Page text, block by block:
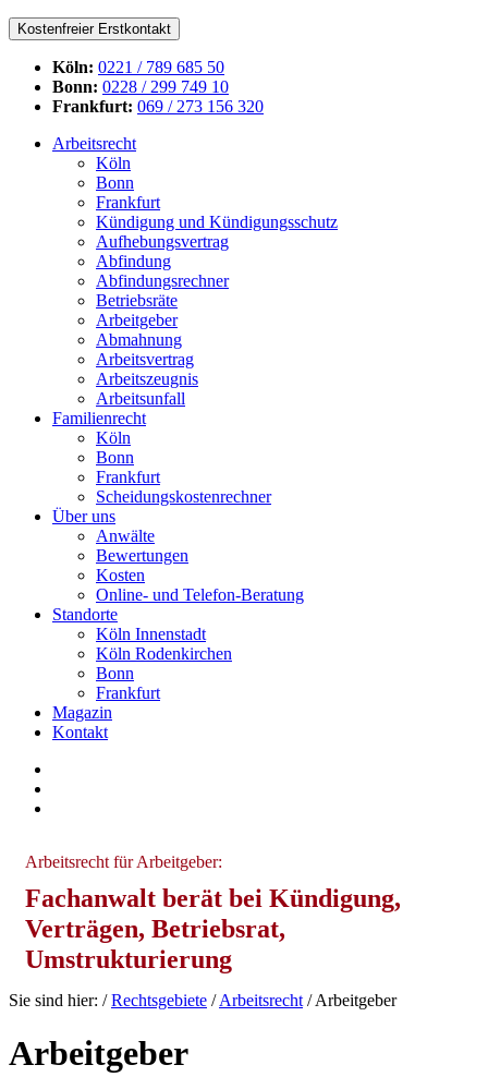
Kostenfreier Erstkontakt
Köln: 0221 / 789 685 50
Bonn: 0228 / 299 749 10
Frankfurt: 069 / 273 156 320
Arbeitsrecht
Köln
Bonn
Frankfurt
Kündigung und Kündigungsschutz
Aufhebungsvertrag
Abfindung
Abfindungsrechner
Betriebsräte
Arbeitgeber
Abmahnung
Arbeitsvertrag
Arbeitszeugnis
Arbeitsunfall
Familienrecht
Köln
Bonn
Frankfurt
Scheidungskostenrechner
Über uns
Anwälte
Bewertungen
Kosten
Online- und Telefon-Beratung
Standorte
Köln Innenstadt
Köln Rodenkirchen
Bonn
Frankfurt
Magazin
Kontakt
Arbeitsrecht für Arbeitgeber:
Fachanwalt berät bei Kündigung,
Verträgen, Betriebsrat,
Umstrukturierung
Sie sind hier: /Rechtsgebiete /Arbeitsrecht /Arbeitgeber
Arbeitgeber